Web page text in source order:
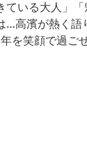
いる大人」「
高濱が熱く語
を笑顔で過ご